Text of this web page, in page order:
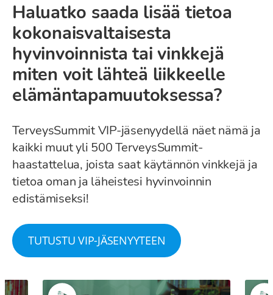
Haluatko saada lisää tietoa
kokonaisvaltaisesta
hyvinvoinnista tai vinkkejä
miten voit lähteä liikkeelle
elämäntapamuutoksessa?
TerveysSummit VIP-jäsenyydellä näet nämä ja
kaikki muut yli 500 TerveysSummit-
haastattelua, joista saat käytännön vinkkejä ja
tietoa oman ja läheistesi hyvinvoinnin
edistämiseksi!
TUTUSTU VIP-JÄSENYYTEEN